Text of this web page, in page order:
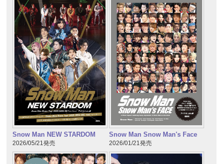
Snow Man NEW STARDOM
2026/05/21発売
Snow Man Snow Man's Face
2026/01/21発売